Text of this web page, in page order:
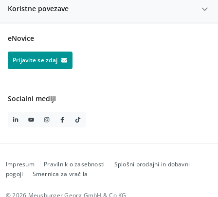
Koristne povezave
eNovice
Prijavite se zdaj
Socialni mediji
Impresum Pravilnik o zasebnosti
Splošni prodajni in dobavni
pogoji
Smernica za vračila
© 2026 Meusburger Georg GmbH & Co KG